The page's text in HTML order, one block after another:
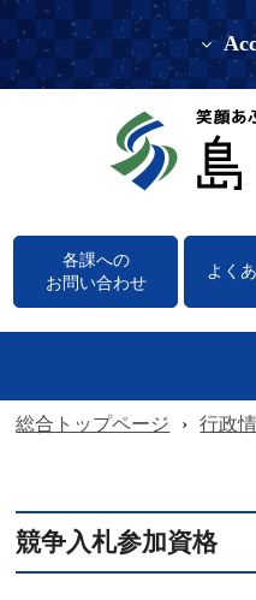
各課への
お問い合わせ
よく
総合トップページ › 行政
競争入札参加資格